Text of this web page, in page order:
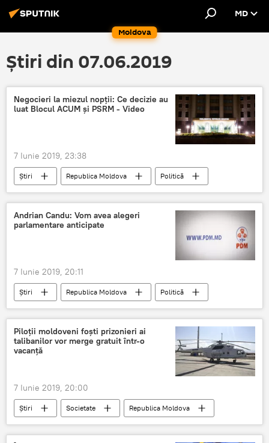
Moldova
MD
Știri din 07.06.2019
Negocieri la miezul nopții: Ce decizie au
luat Blocul ACUM și PSRM - Video
7 Iunie 2019, 23:38
Știri Republica Moldova
Politică
ALERT
ACUM
Maia Sandu
Ion Ceban
negocieri
Andrian Candu: Vom avea alegeri
parlamentare anticipate
7 Iunie 2019, 20:11
Știri Republica Moldova
Politică
Candu
Pvel Filip
alegeri
Parlamentare
anticipate
Piloții moldoveni foști prizonieri ai
talibanilor vor merge gratuit într-o
vacanță
7 Iunie 2019, 20:00
Știri Societate
Republica Moldova
Moldova
Rusia
Soci